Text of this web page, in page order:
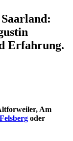
Erfahrung.
Am
Felsberg oder